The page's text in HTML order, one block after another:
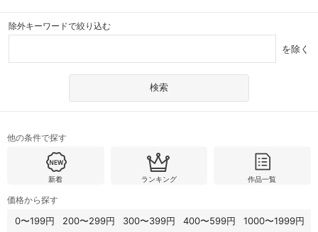
除外キーワードで絞り込む
を除く
他の条件で探す
新着 ランキング 作品一覧
価格から探す
0〜199円 200〜299円 300〜399円 400〜599円 1000〜1999円